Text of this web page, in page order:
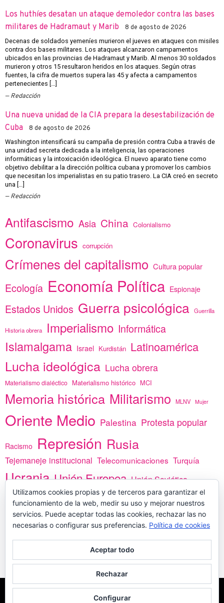
Los huthíes desatan un ataque demoledor contra las bases
militares de Hadramaut y Marib
8 de agosto de 2026
Decenas de soldados yemeníes murieron el jueves en ataques con misiles
contra dos bases militares. Los ataques alcanzaron campamentos
ubicados en las provincias de Hadramaut y Marib. Al menos 30 soldados
murieron y otros 15 resultaron heridos en los ataques. Según otras
fuentes, la cifra de muertos supera las 45 y afecta a campamentos
pertenecientes […]
Redacción
Una nueva unidad de la CIA prepara la desestabilización de
Cuba
8 de agosto de 2026
Washington intensificará su campaña de presión contra Cuba a través de
una unidad secreta dedicada a la inteligencia, las operaciones
informáticas y la intoxicación ideológica. El nuevo aparato tiene como
objetivo debilitar a la dirección política cubana y promover los cambios
que necesitan los imperialistas en su patio trasero. La CIA creó en secreto
una […]
Redacción
Antifascismo Asia China Colonialismo
Coronavirus corrupción
Crímenes del capitalismo Cultura popular
Ecología Economía Política Espionaje
Estados Unidos Guerra psicológica Guerrilla
Historia obrera Imperialismo Informática
Islamalgama Israel Kurdistán Latinoamérica
Lucha ideológica Lucha obrera
Materialismo dialéctico Materialismo histórico MCI
Memoria histórica Militarismo MLNV Mujer
Oriente Medio Palestina Protesta popular
Racismo Represión Rusia
Tejemaneje institucional Telecomunicaciones Turquía
Ucrania Unión Europea Unión Soviética
vacunas Yemen África
PREGÚNTANOS
Utilizamos cookies propias y de terceros para garantizar el
funcionamiento de la web, medir su uso y mejorar nuestros
servicios. Puede aceptar todas las cookies, rechazar las no
necesarias o configurar sus preferencias. Política de cookies
Aceptar todo
Rechazar
Configurar